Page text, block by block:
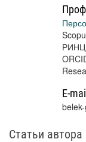
РИНЦ
E-mail
Статьи